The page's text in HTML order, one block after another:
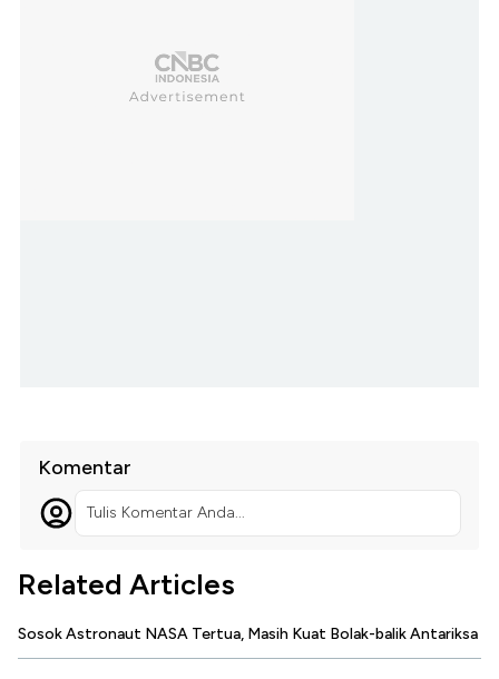
Komentar
Tulis Komentar Anda...
Related Articles
Sosok Astronaut NASA Tertua, Masih Kuat Bolak-balik Antariksa